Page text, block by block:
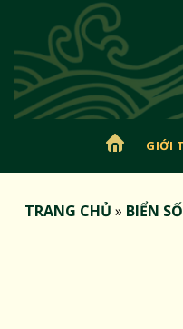
nội
dung
TRANGGIỚI
TRANG CHỦ » BIỂN